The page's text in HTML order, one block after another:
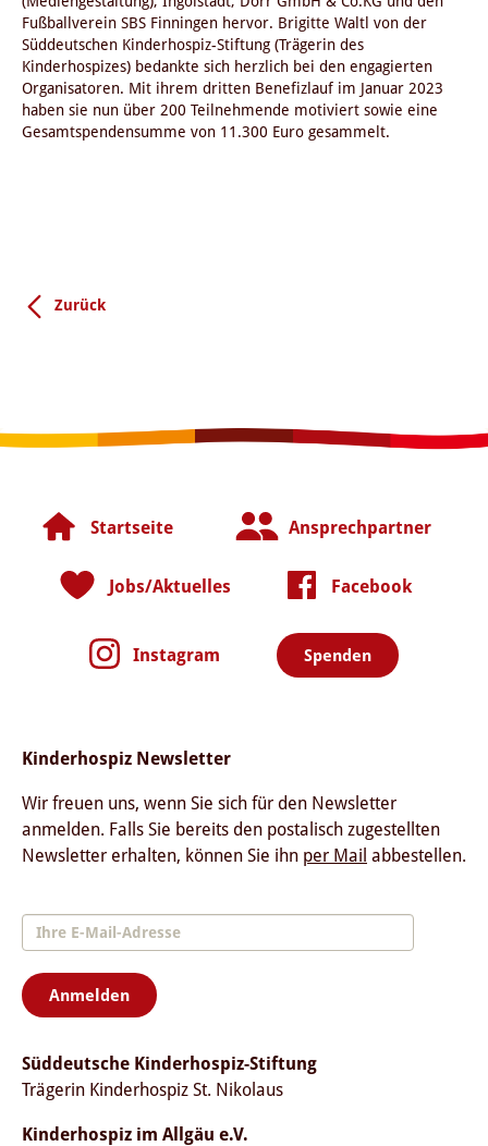
Fußballverein SBS Finningen hervor. Brigitte Waltl von der
Süddeutschen Kinderhospiz-Stiftung (Trägerin des
Kinderhospizes) bedankte sich herzlich bei den engagierten
Organisatoren. Mit ihrem dritten Benefizlauf im Januar 2023
haben sie nun über 200 Teilnehmende motiviert sowie eine
Gesamtspendensumme von 11.300 Euro gesammelt.
Zurück
Startseite Ansprechpartner
Jobs/Aktuelles Facebook
Instagram Spenden
Kinderhospiz Newsletter
Wir freuen uns, wenn Sie sich für den Newsletter
anmelden. Falls Sie bereits den postalisch zugestellten
Newsletter erhalten, können Sie ihn per Mail abbestellen.
Anmelden
Süddeutsche Kinderhospiz-Stiftung
Trägerin Kinderhospiz St. Nikolaus
Kinderhospiz im Allgäu e.V.